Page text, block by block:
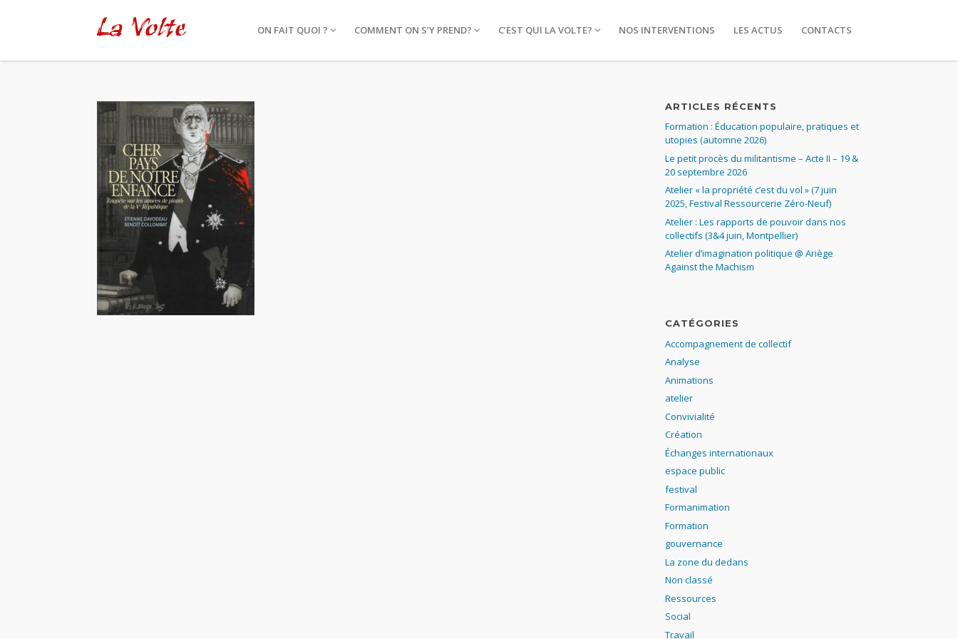
La Volte ON FAIT QUOI ? COMMENT ON S’Y PREND? C’EST QUI LA VOLTE? NOS INTERVENTIONS LES ACTUS CONTACTS
ARTICLES RÉCENTS
Formation : Éducation populaire, pratiques et
utopies (automne 2026)
Le petit procès du militantisme – Acte II – 19 &
20 septembre 2026
Atelier « la propriété c’est du vol » (7 juin
2025, Festival Ressourcerie Zéro-Neuf)
Atelier : Les rapports de pouvoir dans nos
collectifs (3&4 juin, Montpellier)
Atelier d’imagination politique @ Ariège
Against the Machism
CATÉGORIES
Accompagnement de collectif
Analyse
Animations
atelier
Convivialité
Création
Échanges internationaux
espace public
festival
Formanimation
Formation
gouvernance
La zone du dedans
Non classé
Ressources
Social
Travail